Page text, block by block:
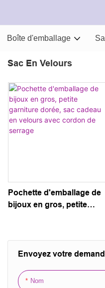
Boîte d'emballage
Sac En Velours
Envoyez votre
Nom
Pochette d'emballage de
bijoux en gros, petite
cordon de serrage